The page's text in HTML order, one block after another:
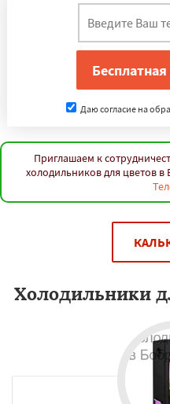
Даю согласие на
Приглашаем к
холодильников для цветов
Холодильники